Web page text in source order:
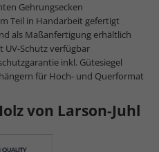
Gehrungsecken
Teil in Handarbeit gefertigt
als Maßanfertigung erhältlich
UV-Schutz verfügbar
inkl. Gütesiegel
für Hoch- und Querformat
von Larson-Juhl